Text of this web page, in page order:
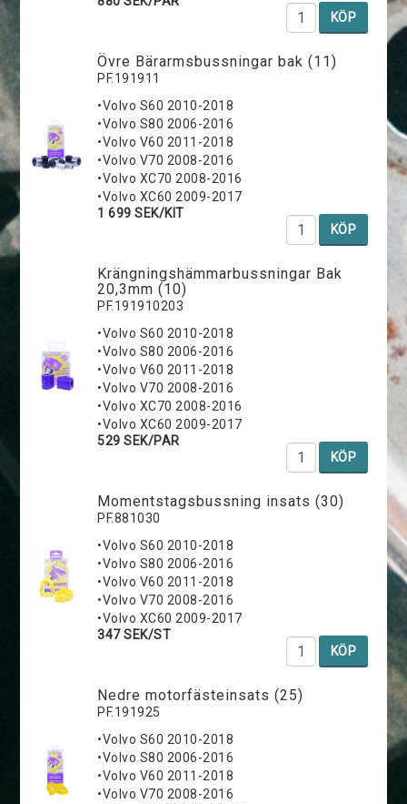
KÖP
Övre Bärarmsbussningar bak (11)
PF.191911
•Volvo S60 2010-2018
•Volvo S80 2006-2016
•Volvo V60 2011-2018
•Volvo V70 2008-2016
•Volvo XC70 2008-2016
•Volvo XC60 2009-2017
1 699 SEK/KIT
KÖP
K­r­ä­n­g­n­i­n­g­s­h­ä­m­m­a­r­b­u­s­s­n­i­n­g­a­r Bak
20,3mm (10)
PF.191910203
•Volvo S60 2010-2018
•Volvo S80 2006-2016
•Volvo V60 2011-2018
•Volvo V70 2008-2016
•Volvo XC70 2008-2016
•Volvo XC60 2009-2017
529 SEK/PAR
KÖP
Momentstagsbussning insats (30)
PF.881030
•Volvo S60 2010-2018
•Volvo S80 2006-2016
•Volvo V60 2011-2018
•Volvo V70 2008-2016
•Volvo XC60 2009-2017
347 SEK/ST
KÖP
Nedre motorfästeinsats (25)
PF.191925
•Volvo S60 2010-2018
•Volvo S80 2006-2016
•Volvo V60 2011-2018
•Volvo V70 2008-2016